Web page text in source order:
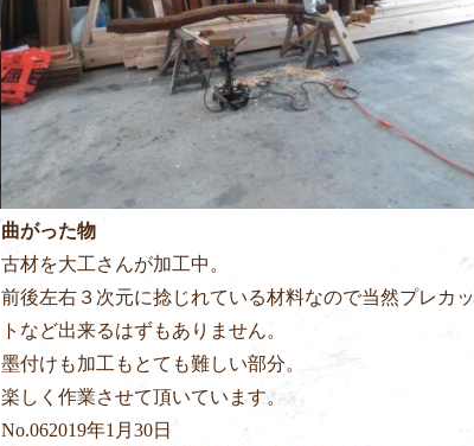
曲がった物
古材を大工さんが加工中。
前後左右３次元に捻じれている材料なので当然プレカッ
トなど出来るはずもありません。
墨付けも加工もとても難しい部分。
楽しく作業させて頂いています。
No.062019年1月30日